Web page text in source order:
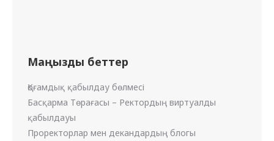
Маңызды беттер
Қоғамдық қабылдау бөлмесі
Басқарма Төрағасы – Ректордың виртуалды
қабылдауы
Проректорлар мен декандардың блогы